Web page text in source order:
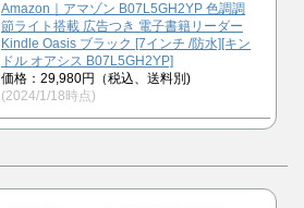
Amazon｜アマゾン B07L5GH2YP 色調調
節ライト搭載 広告つき 電子書籍リーダー
Kindle Oasis ブラック [7インチ /防水][キン
ドル オアシス B07L5GH2YP]
価格：29,980円（税込、送料別)
(2024/1/18時点)